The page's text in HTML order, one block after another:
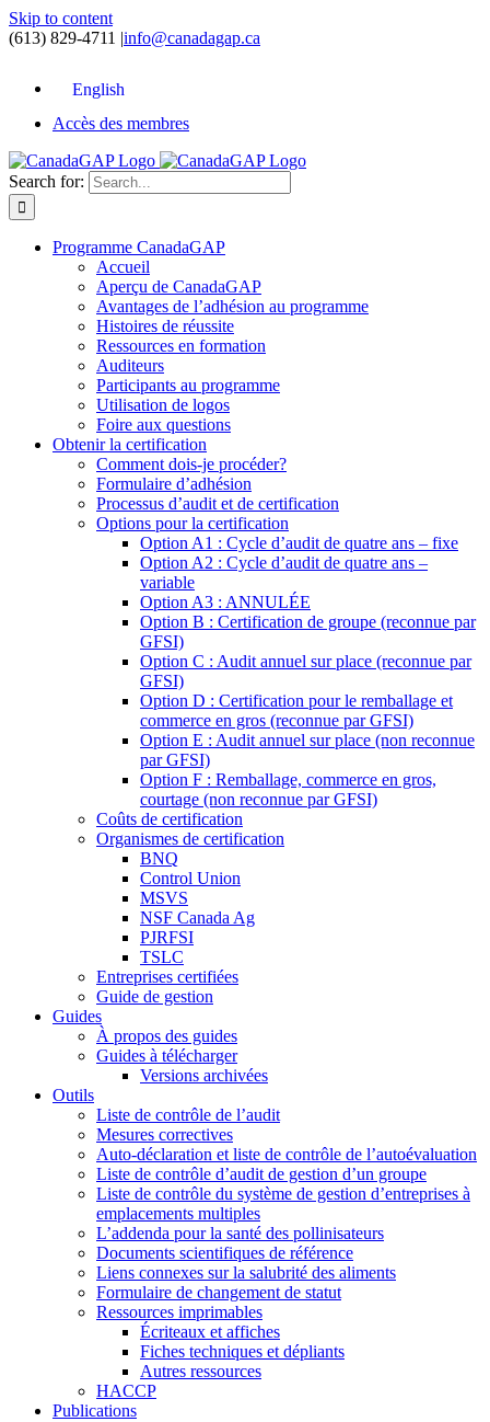
Skip to content
(613) 829-4711 |info@canadagap.ca
English
Accès des membres
Search for:
Programme CanadaGAP
Accueil
Aperçu de CanadaGAP
Avantages de l’adhésion au programme
Histoires de réussite
Ressources en formation
Auditeurs
Participants au programme
Utilisation de logos
Foire aux questions
Obtenir la certification
Comment dois-je procéder?
Formulaire d’adhésion
Processus d’audit et de certification
Options pour la certification
Option A1 : Cycle d’audit de quatre ans – fixe
Option A2 : Cycle d’audit de quatre ans –
variable
Option A3 : ANNULÉE
Option B : Certification de groupe (reconnue par
GFSI)
Option C : Audit annuel sur place (reconnue par
GFSI)
Option D : Certification pour le remballage et
commerce en gros (reconnue par GFSI)
Option E : Audit annuel sur place (non reconnue
par GFSI)
Option F : Remballage, commerce en gros,
courtage (non reconnue par GFSI)
Coûts de certification
Organismes de certification
BNQ
Control Union
MSVS
NSF Canada Ag
PJRFSI
TSLC
Entreprises certifiées
Guide de gestion
Guides
À propos des guides
Guides à télécharger
Versions archivées
Outils
Liste de contrôle de l’audit
Mesures correctives
Auto-déclaration et liste de contrôle de l’autoévaluation
Liste de contrôle d’audit de gestion d’un groupe
Liste de contrôle du système de gestion d’entreprises à
emplacements multiples
L’addenda pour la santé des pollinisateurs
Documents scientifiques de référence
Liens connexes sur la salubrité des aliments
Formulaire de changement de statut
Ressources imprimables
Écriteaux et affiches
Fiches techniques et dépliants
Autres ressources
HACCP
Publications